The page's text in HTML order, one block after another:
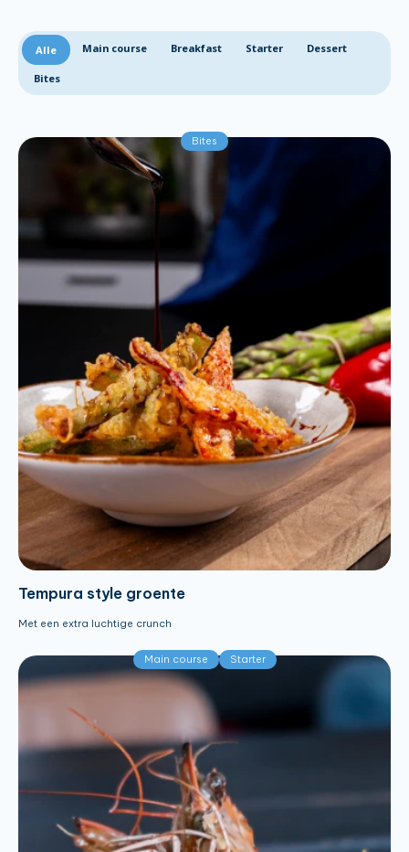
Alle Main course Breakfast Starter Dessert
Bites
Bites
Tempura style groente
Met een extra luchtige crunch
Main course Starter